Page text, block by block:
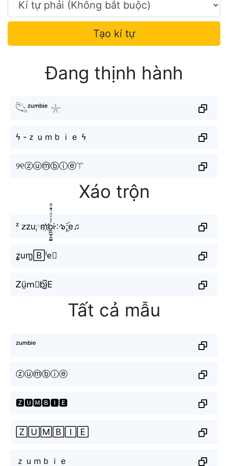
Tạo kí tự
Đang thịnh hành
𓆡ᶻᵘᵐᵇⁱᵉ 𓇼
ϟ -ｚｕｍｂｉｅ ϟ
୨୧ⓩⓤⓜⓑⓘⓔ♈︎
Xáo trộn
ᶻ 𝗓zu༙m҉b̼͖̺̠̰͇̙̓͛ͮͩͦ̎ͦ̑ͅi༶๖ۣۜ;e♫
z̬̤̯um͚🄱ⁱe⃕
Ꮓṳ̈m⃣b҈i̲̅E
Tất cả mẫu
ᶻᵘᵐᵇⁱᵉ
ⓩⓤⓜⓑⓘⓔ
🆉🆄🅼🅱🅸🅴
🅉🅄🄼🄱🄸🄴
ｚｕｍｂｉｅ